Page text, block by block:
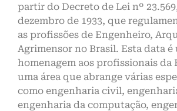
partir do Decreto de Lei nº
dezembro de 1933, que
as profissões de Engenheiro,
Agrimensor no Brasil. Esta data é
homenagem aos profissionais da
uma área que abrange várias
como engenharia civil,
engenharia da computação,